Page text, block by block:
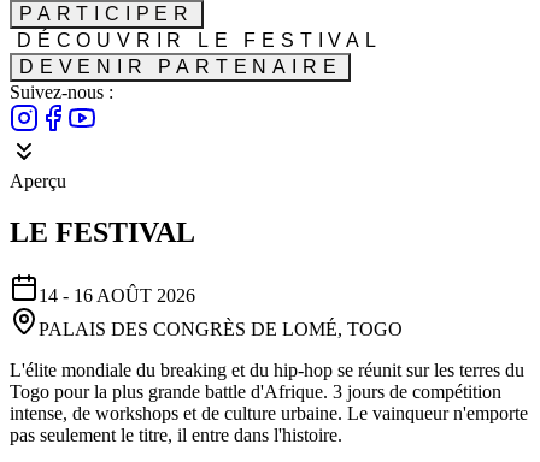
PARTICIPER
DÉCOUVRIR LE FESTIVAL
DEVENIR PARTENAIRE
Suivez-nous :
Aperçu
LE FESTIVAL
14 - 16 AOÛT 2026
PALAIS DES CONGRÈS DE LOMÉ, TOGO
L'élite mondiale du breaking et du hip-hop se réunit sur les terres du
Togo pour la plus grande battle d'Afrique. 3 jours de compétition
intense, de workshops et de culture urbaine. Le vainqueur n'emporte
pas seulement le titre, il entre dans l'histoire.